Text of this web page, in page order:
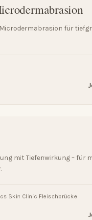
für
mit Tiefenwirkung – für
Skin Clinic Fleischbrücke